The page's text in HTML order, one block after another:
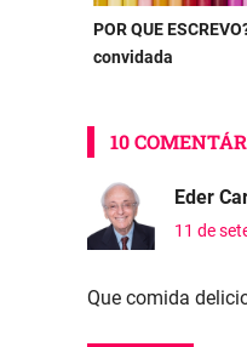
POR QUE
convidada
10
Eder
11 de
Que comida